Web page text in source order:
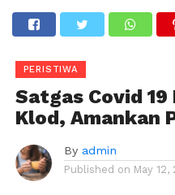
PERISTIWA
Satgas Covid 19
Klod, Amankan
By admin
Published on May 12,